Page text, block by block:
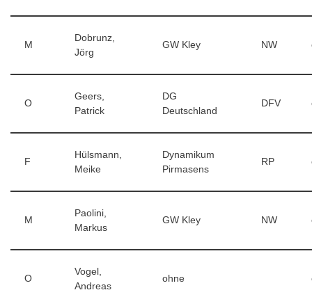
M
Dobrunz,
Jörg
GW Kley NW
O
Geers,
Patrick
DG
Deutschland
DFV
F
Hülsmann,
Meike
Dynamikum
Pirmasens
RP
M
Paolini,
Markus
GW Kley NW
O
Vogel,
Andreas
ohne